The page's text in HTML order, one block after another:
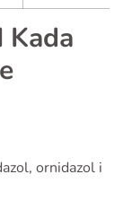
ornidazol i